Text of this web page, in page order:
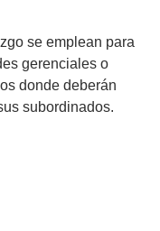
se emplean para
gerenciales o
donde deberán
subordinados.